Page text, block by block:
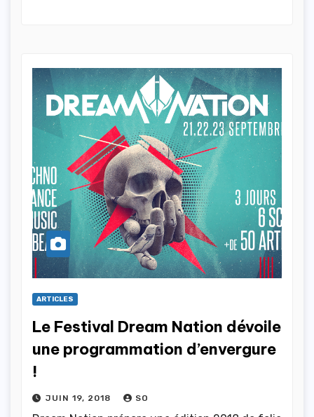
ARTICLES
Le Festival Dream Nation dévoile
une programmation d’envergure
!
JUIN 19, 2018 SO